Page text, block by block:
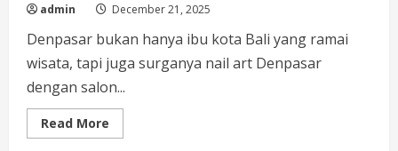
admin December 21, 2025
Denpasar bukan hanya ibu kota Bali yang ramai
wisata, tapi juga surganya nail art Denpasar
dengan salon...
Read More
more